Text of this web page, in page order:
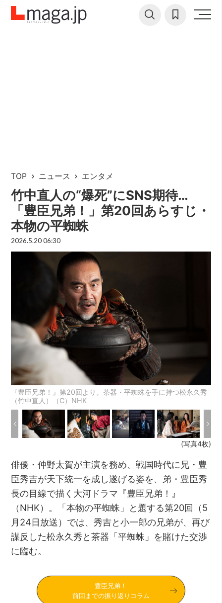
TOP ニュース エンタメ
竹中直人の“爆死”にSNS期待…
「豊臣兄弟！」第20回あらすじ・
本物の平蜘蛛
2026.5.20 06:30
『豊臣兄弟！』第20回より。茶器・平蜘蛛を手に持つ松永久秀
（竹中直人）（C）NHK
(写真4枚)
俳優・仲野太賀が主演を務め、戦国時代に兄・豊
臣秀吉が天下統一を成し遂げる姿を、弟・豊臣秀
長の目線で描く大河ドラマ『豊臣兄弟！』
（NHK）。「本物の平蜘蛛」と題する第20回（5
月24日放送）では、秀吉と小一郎の兄弟が、再び
謀反した松永久秀と茶器「平蜘蛛」を賭けた交渉
に臨む。
豊臣兄弟！
前回までの振り返りコラム